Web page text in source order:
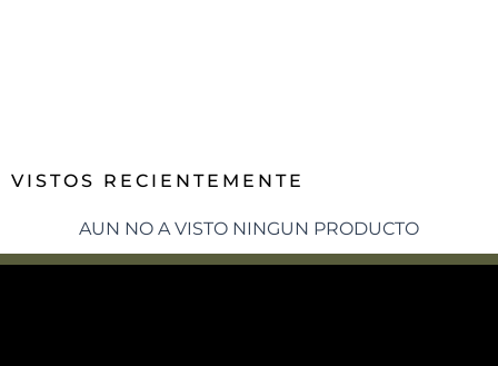
VISTOS RECIENTEMENTE
AUN NO A VISTO NINGUN PRODUCTO